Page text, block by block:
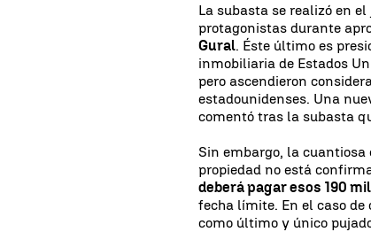
La subasta se realizó en
protagonistas durante
Gural. Éste último es
inmobiliaria de Estados
pero ascendieron
estadounidenses. Una
comentó tras la subasta
Sin embargo, la
propiedad no está
deberá pagar esos 190
fecha límite. En el caso
como último y único